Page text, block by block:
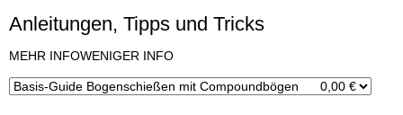
Anleitungen, Tipps und Tricks
x
MEHR INFOWENIGER INFO